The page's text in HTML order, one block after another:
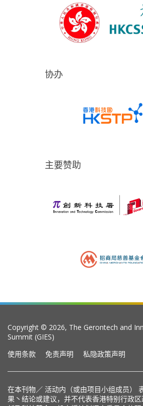
协办
主要赞助
Copyright © 2026, The Gerontech and
Summit (GIES)
使用条款
免责声明 私隐政策声明
在本刊物／ 活动内（或由项目小组成员）
果丶结论或建议，并不代表香港特别行政